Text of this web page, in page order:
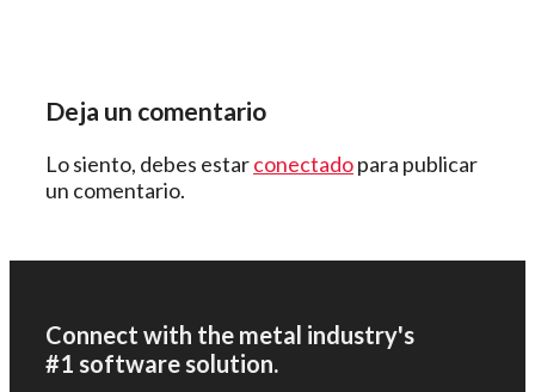
Deja un comentario
Lo siento, debes estarconectadopara publicar
un comentario.
Connect with the metal industry's
#1 software solution.